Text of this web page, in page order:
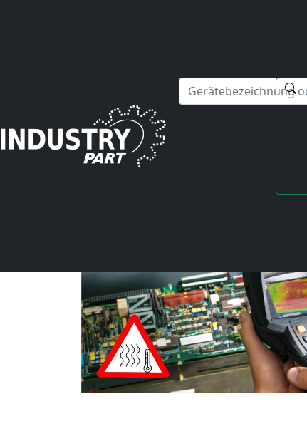
Startseite
News
Darauf sollten Sie bei der nächsten Hitzewelle achten